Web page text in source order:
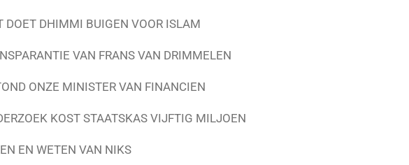
DOET DHIMMI BUIGEN VOOR ISLAM
VAN FRANS VAN DRIMMELEN
ONZE MINISTER VAN FINANCIEN
KOST STAATSKAS VIJFTIG MILJOEN
EN WETEN VAN NIKS